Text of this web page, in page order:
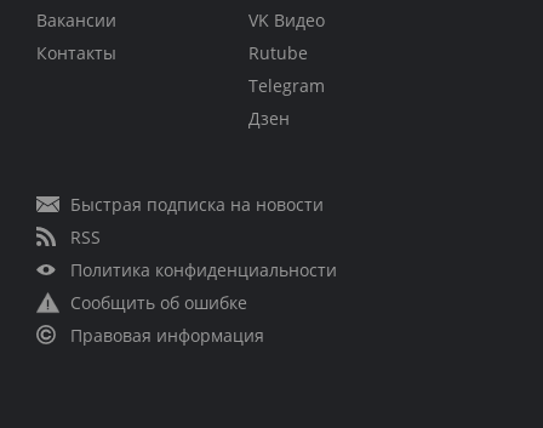
Вакансии
Контакты
VK Видео
Rutube
Telegram
Дзен
Быстрая подписка на новости
RSS
Политика конфиденциальности
Сообщить об ошибке
Правовая информация